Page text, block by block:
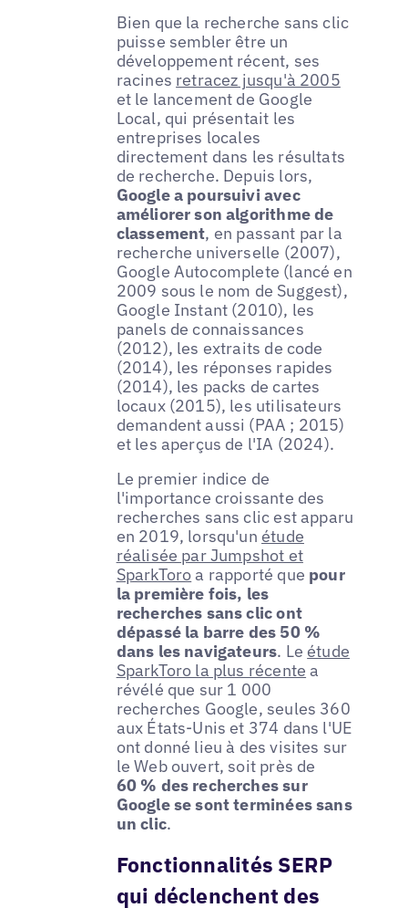
Bien que la recherche sans clic
puisse sembler être un
développement récent, ses
racines retracez jusqu'à 2005
et le lancement de Google
Local, qui présentait les
entreprises locales
directement dans les résultats
de recherche. Depuis lors,
Google a poursuivi avec
améliorer son algorithme de
classement, en passant par la
recherche universelle (2007),
Google Autocomplete (lancé en
2009 sous le nom de Suggest),
Google Instant (2010), les
panels de connaissances
(2012), les extraits de code
(2014), les réponses rapides
(2014), les packs de cartes
locaux (2015), les utilisateurs
demandent aussi (PAA ; 2015)
et les aperçus de l'IA (2024).
Le premier indice de
l'importance croissante des
recherches sans clic est apparu
en 2019, lorsqu'un étude
réalisée par Jumpshot et
SparkToroa rapporté que pour
la première fois, les
recherches sans clic ont
dépassé la barre des 50 %
dans les navigateurs. Le étude
SparkToro la plus récente a
révélé que sur 1 000
recherches Google, seules 360
aux États-Unis et 374 dans l'UE
ont donné lieu à des visites sur
le Web ouvert, soit près de
60 % des recherches sur
Google se sont terminées sans
un clic.
Fonctionnalités SERP
qui déclenchent des